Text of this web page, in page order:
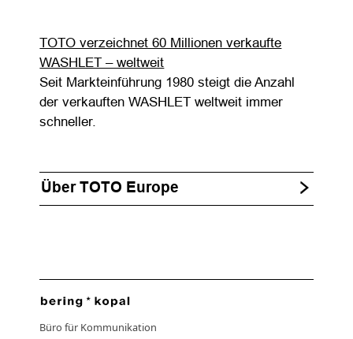
TOTO verzeichnet 60 Millionen verkaufte
WASHLET – weltweit
Seit Markteinführung 1980 steigt die Anzahl
der verkauften WASHLET weltweit immer
schneller.
Über TOTO Europe
Büro für Kommunikation